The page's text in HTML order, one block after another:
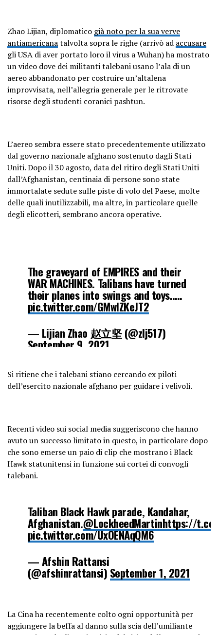
Zhao Lijian, diplomatico già noto per la sua verve
antiamericanatalvolta sopra le righe (arrivò ad accusare
gli USA di aver portato loro il virus a Wuhan) ha mostrato
un video dove dei militanti talebani usano l’ala di un
aereo abbandonato per costruire un’altalena
improvvisata, nell’allegria generale per le ritrovate
risorse degli studenti coranici pashtun.
L’aereo sembra essere stato precedentemente utilizzato
dal governo nazionale afghano sostenuto dagli Stati
Uniti. Dopo il 30 agosto, data del ritiro degli Stati Uniti
dall’Afghanistan, centinaia di persone sono state
immortalate sedute sulle piste di volo del Paese, molte
delle quali inutilizzabili, ma altre, in particolare quelle
degli elicotteri, sembrano ancora operative.
The graveyard of EMPIRES and their
WAR MACHINES. Talibans have turned
their planes into swings and toys…..
pic.twitter.com/GMwlZKeJT2
— Lijian Zhao 赵立坚 (@zlj517)
September 9, 2021
Si ritiene che i talebani stiano cercando ex piloti
dell’esercito nazionale afghano per guidare i velivoli.
Recenti video sui social media suggeriscono che hanno
avuto un successo limitato in questo, in particolare dopo
che sono emerse un paio di clip che mostrano i Black
Hawk statunitensi in funzione sui cortei di convogli
talebani.
Taliban Black Hawk parade, Kandahar,
Afghanistan.@LockheedMartinhttps://t.co/
pic.twitter.com/UxOENAqQM6
— Afshin Rattansi
(@afshinrattansi) September 1, 2021
La Cina ha recentemente colto ogni opportunità per
aggiungere la beffa al danno sulla scia dell’umiliante